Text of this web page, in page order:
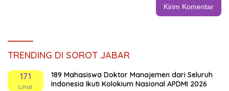
TRENDING DI SOROT JABAR
171
Lihat
189 Mahasiswa Doktor Manajemen dari Seluruh
Indonesia Ikuti Kolokium Nasional APDMI 2026